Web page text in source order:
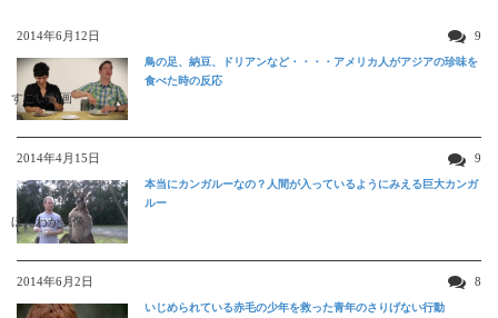
2014年6月12日 9
すごい動画
鳥の足、納豆、ドリアンなど・・・・アメリカ人がアジアの珍味を
食べた時の反応
2014年4月15日 9
ほんわか映像
本当にカンガルーなの？人間が入っているようにみえる巨大カンガ
ルー
2014年6月2日 8
いじめられている赤毛の少年を救った青年のさりげない行動